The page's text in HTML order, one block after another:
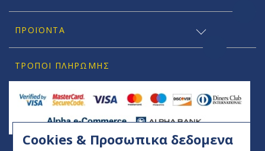
ΠΡΟΪΟΝΤΑ
ΤΡΌΠΟΙ ΠΛΗΡΩΜΉΣ
Cookies & Προσωπικα δεδομενα